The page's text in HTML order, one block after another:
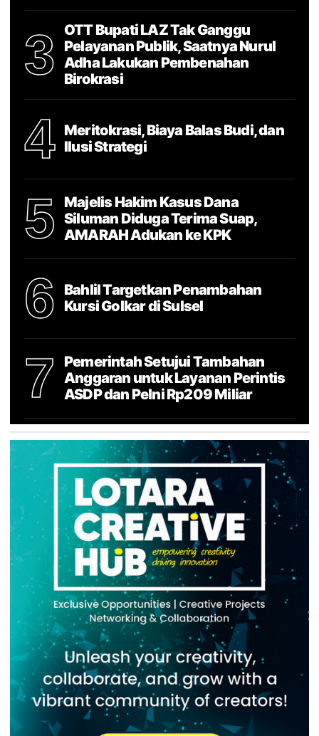
3
OTT Bupati LAZ Tak Ganggu
Pelayanan Publik, Saatnya Nurul
Adha Lakukan Pembenahan
Birokrasi
4
Meritokrasi, Biaya Balas Budi, dan
Ilusi Strategi
5
Majelis Hakim Kasus Dana
Siluman Diduga Terima Suap,
AMARAH Adukan ke KPK
6
Bahlil Targetkan Penambahan
Kursi Golkar di Sulsel
7
Pemerintah Setujui Tambahan
Anggaran untuk Layanan Perintis
ASDP dan Pelni Rp209 Miliar